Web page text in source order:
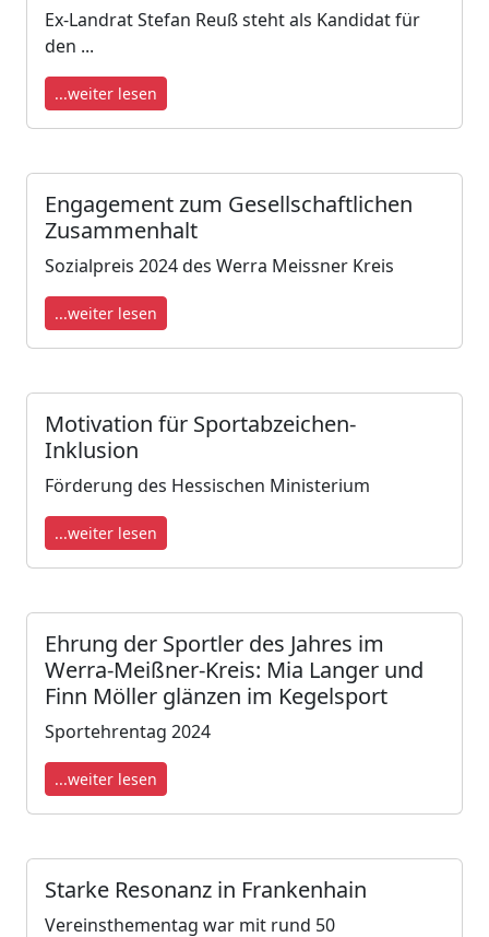
Ex-Landrat Stefan Reuß steht als Kandidat für
den ...
...weiter lesen
Engagement zum Gesellschaftlichen
Zusammenhalt
Sozialpreis 2024 des Werra Meissner Kreis
...weiter lesen
Motivation für Sportabzeichen-
Inklusion
Förderung des Hessischen Ministerium
...weiter lesen
Ehrung der Sportler des Jahres im
Werra-Meißner-Kreis: Mia Langer und
Finn Möller glänzen im Kegelsport
Sportehrentag 2024
...weiter lesen
Starke Resonanz in Frankenhain
Vereinsthementag war mit rund 50